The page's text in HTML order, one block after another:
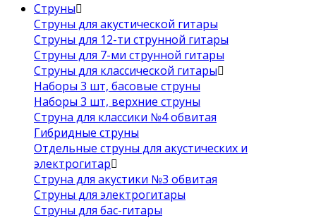
Струны
Струны для акустической гитары
Струны для 12-ти струнной гитары
Струны для 7-ми струнной гитары
Струны для классической гитары
Наборы 3 шт, басовые струны
Наборы 3 шт, верхние струны
Струна для классики №4 обвитая
Гибридные струны
Отдельные струны для акустических и
электрогитар
Струна для акустики №3 обвитая
Струны для электрогитары
Струны для бас-гитары